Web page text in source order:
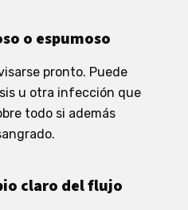
o espumoso
pronto. Puede
u otra infección que
todo si además
claro del flujo